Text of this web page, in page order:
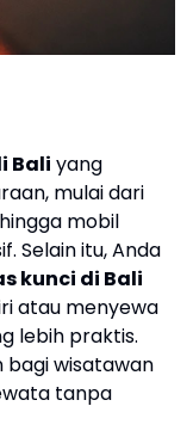
Bali yang
mulai dari
mobil
Selain itu, Anda
kunci di Bali
atau menyewa
lebih praktis.
bagi wisatawan
tanpa